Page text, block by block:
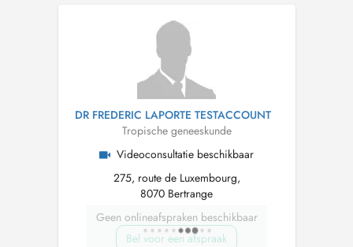
DR FREDERIC LAPORTE TESTACCOUNT
Tropische geneeskunde
Videoconsultatie beschikbaar
275, route de Luxembourg,
8070 Bertrange
Geen onlineafspraken beschikbaar
Bel voor een afspraak